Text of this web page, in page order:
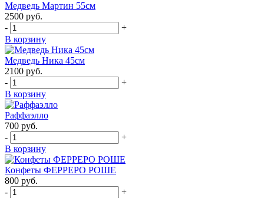
Медведь Мартин 55см
2500 руб.
-
+
В корзину
Медведь Ника 45см
2100 руб.
-
+
В корзину
Раффаэлло
700 руб.
-
+
В корзину
Конфеты ФЕРРЕРО РОШЕ
800 руб.
-
+